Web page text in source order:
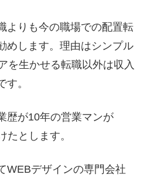
よりも今の職場での配置転
めします。理由はシンプル
を生かせる転職以外は収入
。
歴が10年の営業マンが
たとします。
WEBデザインの専門会社